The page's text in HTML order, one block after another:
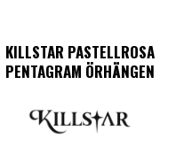
KILLSTAR PASTELLROSA
PENTAGRAM ÖRHÄNGEN